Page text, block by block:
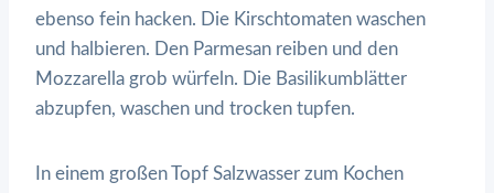
ebenso fein hacken. Die Kirschtomaten waschen
und halbieren. Den Parmesan reiben und den
Mozzarella grob würfeln. Die Basilikumblätter
abzupfen, waschen und trocken tupfen.
In einem großen Topf Salzwasser zum Kochen